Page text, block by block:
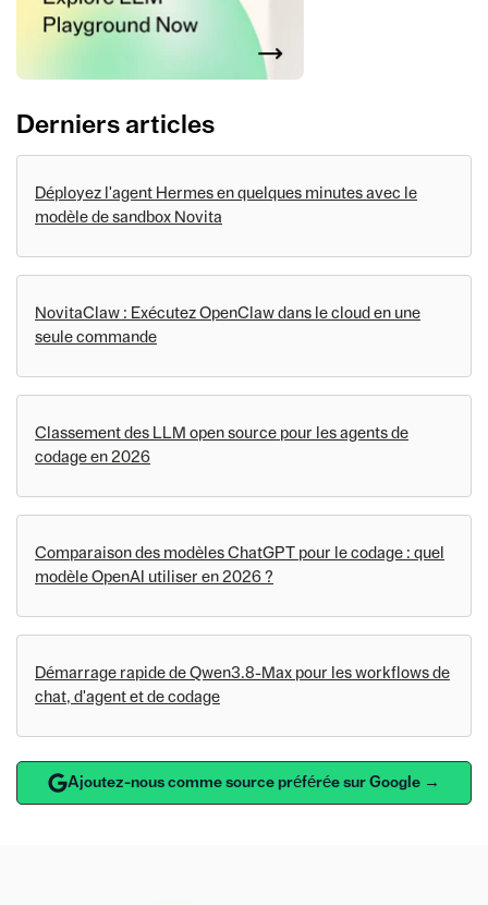
Derniers articles
Déployez l'agent Hermes en quelques minutes avec le
modèle de sandbox Novita
NovitaClaw : Exécutez OpenClaw dans le cloud en une
seule commande
Classement des LLM open source pour les agents de
codage en 2026
Comparaison des modèles ChatGPT pour le codage : quel
modèle OpenAI utiliser en 2026 ?
Démarrage rapide de Qwen3.8-Max pour les workflows de
chat, d'agent et de codage
Ajoutez-nous comme source préférée sur Google →